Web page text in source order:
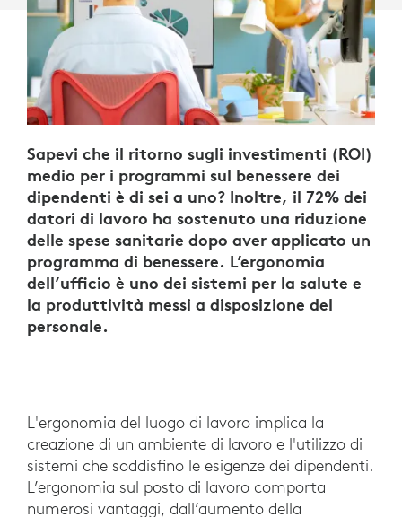
Sapevi che il ritorno sugli investimenti (ROI)
medio per i programmi sul benessere dei
dipendenti è di sei a uno? Inoltre, il 72% dei
datori di lavoro ha sostenuto una riduzione
delle spese sanitarie dopo aver applicato un
programma di benessere. L’ergonomia
dell’ufficio è uno dei sistemi per la salute e
la produttività messi a disposizione del
personale.
L'ergonomia del luogo di lavoro implica la
creazione di un ambiente di lavoro e l'utilizzo di
sistemi che soddisfino le esigenze dei dipendenti.
L’ergonomia sul posto di lavoro comporta
numerosi vantaggi, dall’aumento della